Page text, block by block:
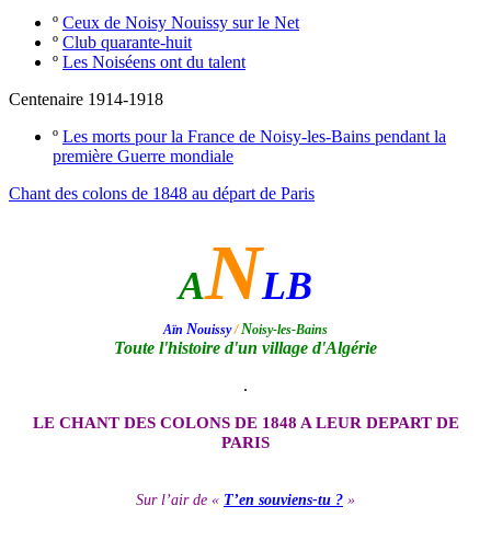
º Ceux de Noisy Nouissy sur le Net
º Club quarante-huit
º Les Noiséens ont du talent
Centenaire 1914-1918
º Les morts pour la France de Noisy-les-Bains pendant la
première Guerre mondiale
Chant des colons de 1848 au départ de Paris
ANLB
Aïn Nouissy/Noisy-les-Bains
Toute l'histoire d'un village d'Algérie
.
LE CHANT DES COLONS DE 1848 A LEUR DEPART DE
PARIS
Sur l’air de « T’en souviens-tu ? »